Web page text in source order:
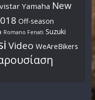
Yamaha New
Off-season
Romano Fenati Suzuki
Video WeAreBikers